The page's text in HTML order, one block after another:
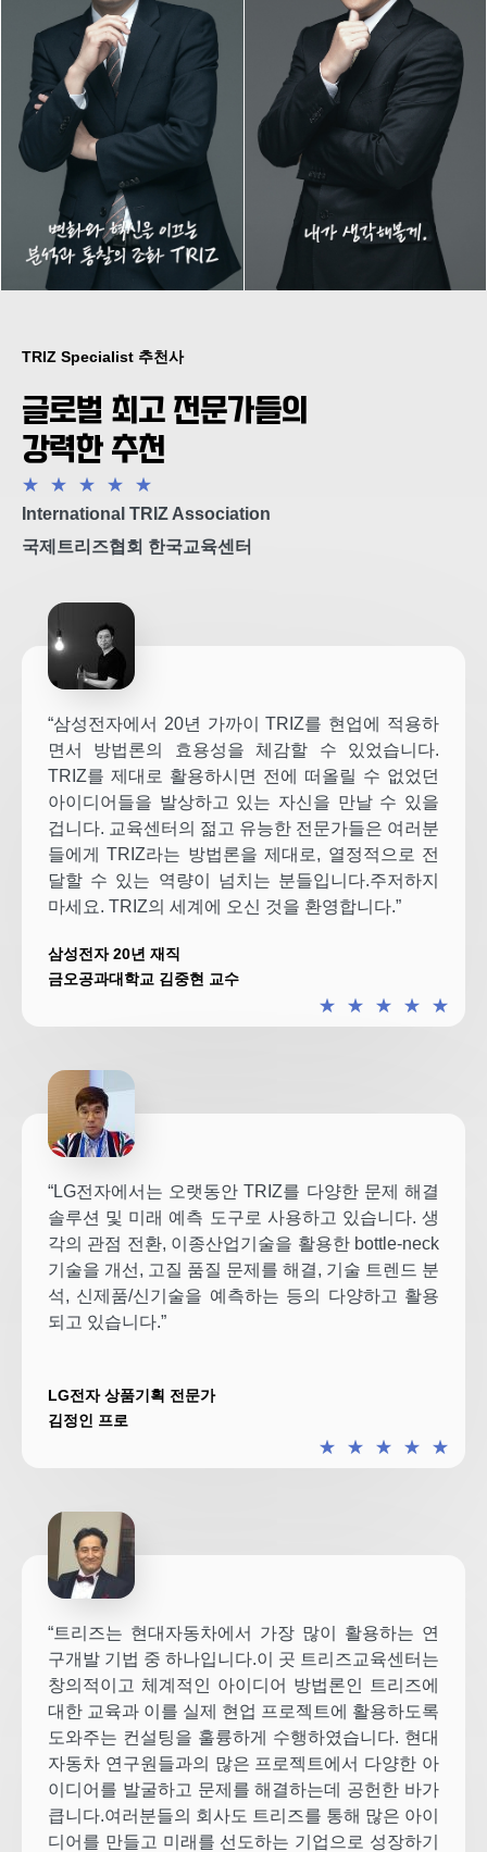
TRIZ Specialist 추천사
글로벌 최고 전문가들의
강력한 추천
★ ★ ★ ★
★
International TRIZ Association
국제트리즈협회 한국교육센터
“삼성전자에서 20년 가까이 TRIZ를 현업에 적용하
면서 방법론의 효용성을 체감할 수 있었습니다.
TRIZ를 제대로 활용하시면 전에 떠올릴 수 없었던
아이디어들을 발상하고 있는 자신을 만날 수 있을
겁니다. 교육센터의 젊고 유능한 전문가들은 여러분
들에게 TRIZ라는 방법론을 제대로, 열정적으로 전
달할 수 있는 역량이 넘치는 분들입니다.주저하지
마세요. TRIZ의 세계에 오신 것을 환영합니다.”
★ ★ ★ ★ ★
삼성전자 20년 재직
금오공과대학교 김중현 교수
“LG전자에서는 오랫동안 TRIZ를 다양한 문제 해결
솔루션 및 미래 예측 도구로 사용하고 있습니다. 생
각의 관점 전환, 이종산업기술을 활용한 bottle-neck
기술을 개선, 고질 품질 문제를 해결, 기술 트렌드 분
석, 신제품/신기술을 예측하는 등의 다양하고 활용
되고 있습니다.”
★ ★ ★ ★ ★
LG전자 상품기획 전문가
김정인 프로
“트리즈는 현대자동차에서 가장 많이 활용하는 연
구개발 기법 중 하나입니다.이 곳 트리즈교육센터는
창의적이고 체계적인 아이디어 방법론인 트리즈에
대한 교육과 이를 실제 현업 프로젝트에 활용하도록
도와주는 컨설팅을 훌륭하게 수행하였습니다. 현대
자동차 연구원들과의 많은 프로젝트에서 다양한 아
이디어를 발굴하고 문제를 해결하는데 공헌한 바가
큽니다.여러분들의 회사도 트리즈를 통해 많은 아이
디어를 만들고 미래를 선도하는 기업으로 성장하기